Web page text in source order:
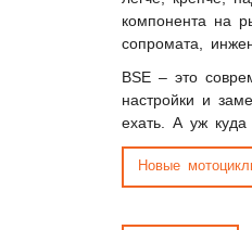
компонента на
сопромата,
BSE – это
настройки и
ехать. А уж куда
Новые